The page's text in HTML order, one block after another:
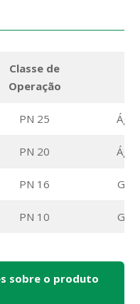
Classe de
Operação
PN 25
PN 20
PN 16 Gás
PN 10 Gás
sobre o produto